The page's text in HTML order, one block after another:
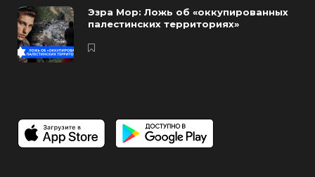
Эзра Мор: Ложь об «оккупированных
палестинских территориях»